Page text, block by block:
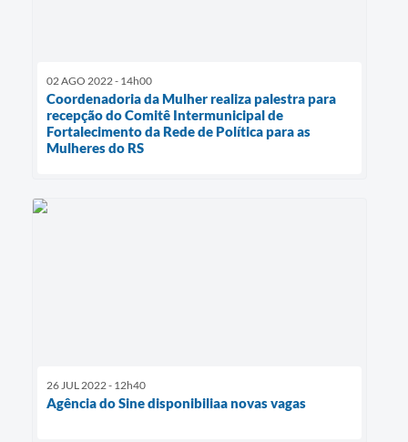
02 AGO 2022 - 14h00
Coordenadoria da Mulher realiza palestra para
recepção do Comitê Intermunicipal de
Fortalecimento da Rede de Política para as
Mulheres do RS
26 JUL 2022 - 12h40
Agência do Sine disponibiliaa novas vagas